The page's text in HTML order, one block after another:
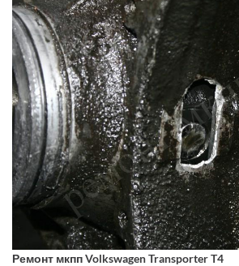
Ремонт мкпп Volkswagen Transporter T4